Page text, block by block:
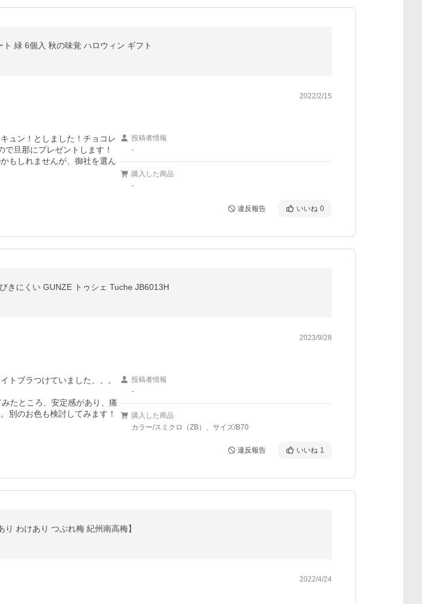
緑 6個入 秋の味覚 ハロウィン ギフト
2022/2/15
ュン！としました！チョコレ
旦那にプレゼントします！
もしれませんが、御社を選ん
投稿者情報
-
購入した商品
-
違反報告 いいね 0
きにくい GUNZE トゥシェ Tuche JB6013H
2023/9/28
トブラつけていました、、。
たところ、安定感があり、痛
別のお色も検討してみます！
投稿者情報
-
購入した商品
カラー/スミクロ（ZB）、サイズ/B70
違反報告 いいね 1
わけあり つぶれ梅 紀州南高梅】
2022/4/24